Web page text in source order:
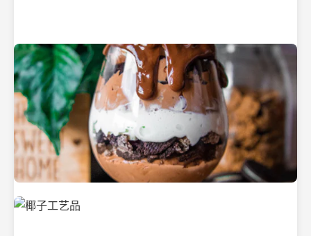
纯净的初榨椰子油
美味的椰子食品